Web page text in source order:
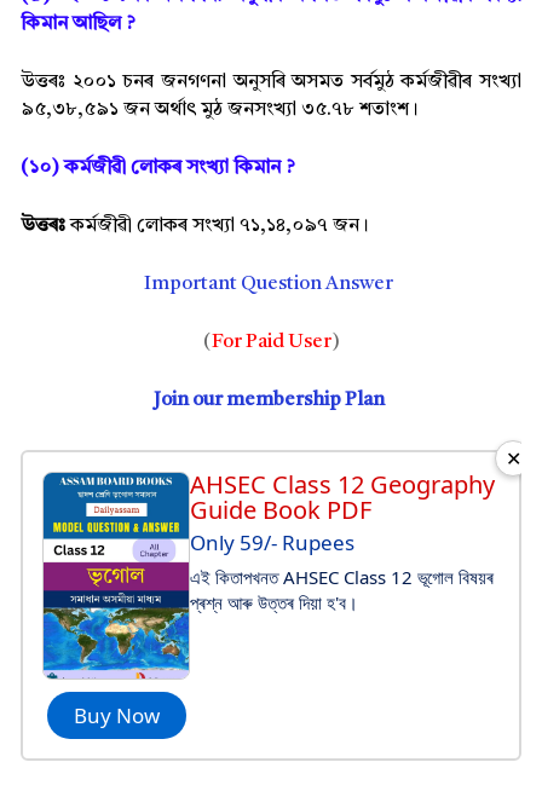
কিমান আছিল ?
উত্তৰঃ ২০০১ চনৰ জনগণনা অনুসৰি অসমত সৰ্বমুঠ কৰ্মজীৱীৰ সংখ্যা
৯৫,৩৮,৫৯১ জন অৰ্থাৎ মুঠ জনসংখ্যা ৩৫.৭৮ শতাংশ।
(১০) কৰ্মজীৱী লোকৰ সংখ্যা কিমান ?
উত্তৰঃকৰ্মজীৱী লোকৰ সংখ্যা ৭১,১৪,০৯৭ জন।
Important Question Answer
(For Paid User)
Join our membership Plan
Buy Now
AHSEC Class 12 Geography
Guide Book PDF
Only 59/- Rupees
এই কিতাপখনত AHSEC Class 12 ভূগোল বিষয়ৰ
প্ৰশ্ন আৰু উত্তৰ দিয়া হ'ব।
✕